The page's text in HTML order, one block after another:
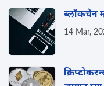
ब्लॉकचेन
14 Mar,